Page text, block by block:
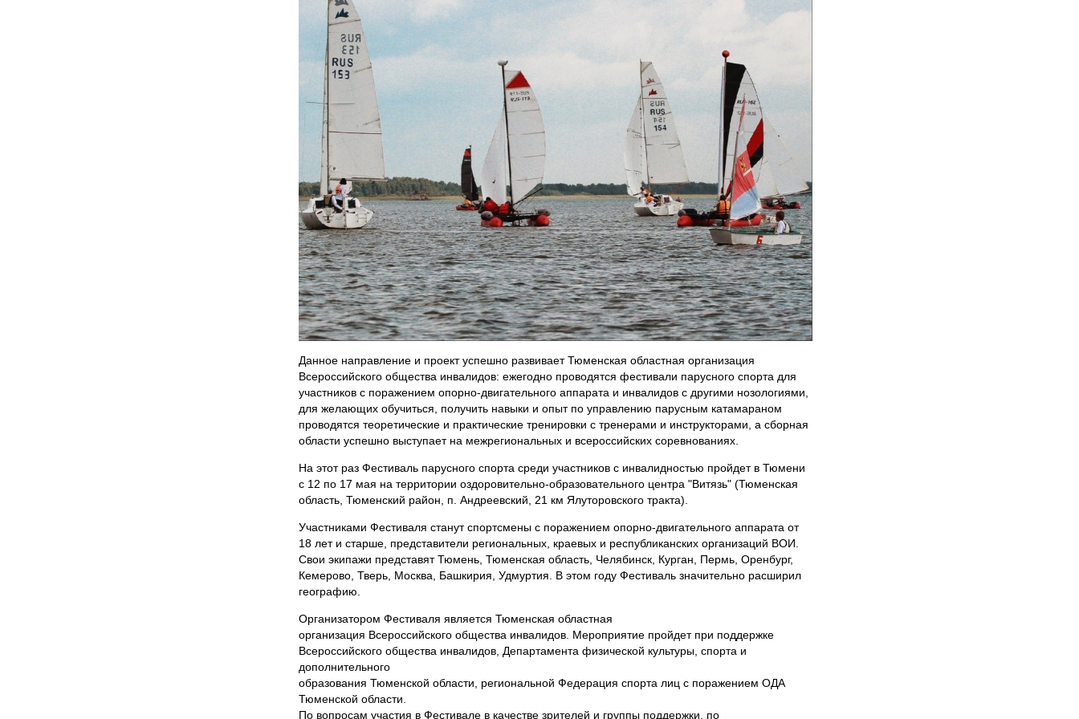
Данное направление и проект успешно развивает Тюменская областная организация
Всероссийского общества инвалидов: ежегодно проводятся фестивали парусного спорта для
участников с поражением опорно-двигательного аппарата и инвалидов с другими нозологиями,
для желающих обучиться, получить навыки и опыт по управлению парусным катамараном
проводятся теоретические и практические тренировки с тренерами и инструкторами, а сборная
области успешно выступает на межрегиональных и всероссийских соревнованиях.
На этот раз Фестиваль парусного спорта среди участников с инвалидностью пройдет в Тюмени
с 12 по 17 мая на территории оздоровительно-образовательного центра "Витязь" (Тюменская
область, Тюменский район, п. Андреевский, 21 км Ялуторовского тракта).
Участниками Фестиваля станут спортсмены с поражением опорно-двигательного аппарата от
18 лет и старше, представители региональных, краевых и республиканских организаций ВОИ.
Свои экипажи представят Тюмень, Тюменская область, Челябинск, Курган, Пермь, Оренбург,
Кемерово, Тверь, Москва, Башкирия, Удмуртия. В этом году Фестиваль значительно расширил
географию.
Организатором Фестиваля является Тюменская областная
организация Всероссийского общества инвалидов. Мероприятие пройдет при поддержке
Всероссийского общества инвалидов, Департамента физической культуры, спорта и
дополнительного
образования Тюменской области, региональной Федерация спорта лиц с поражением ОДА
Тюменской области.
По вопросам участия в Фестивале в качестве зрителей и группы поддержки, по